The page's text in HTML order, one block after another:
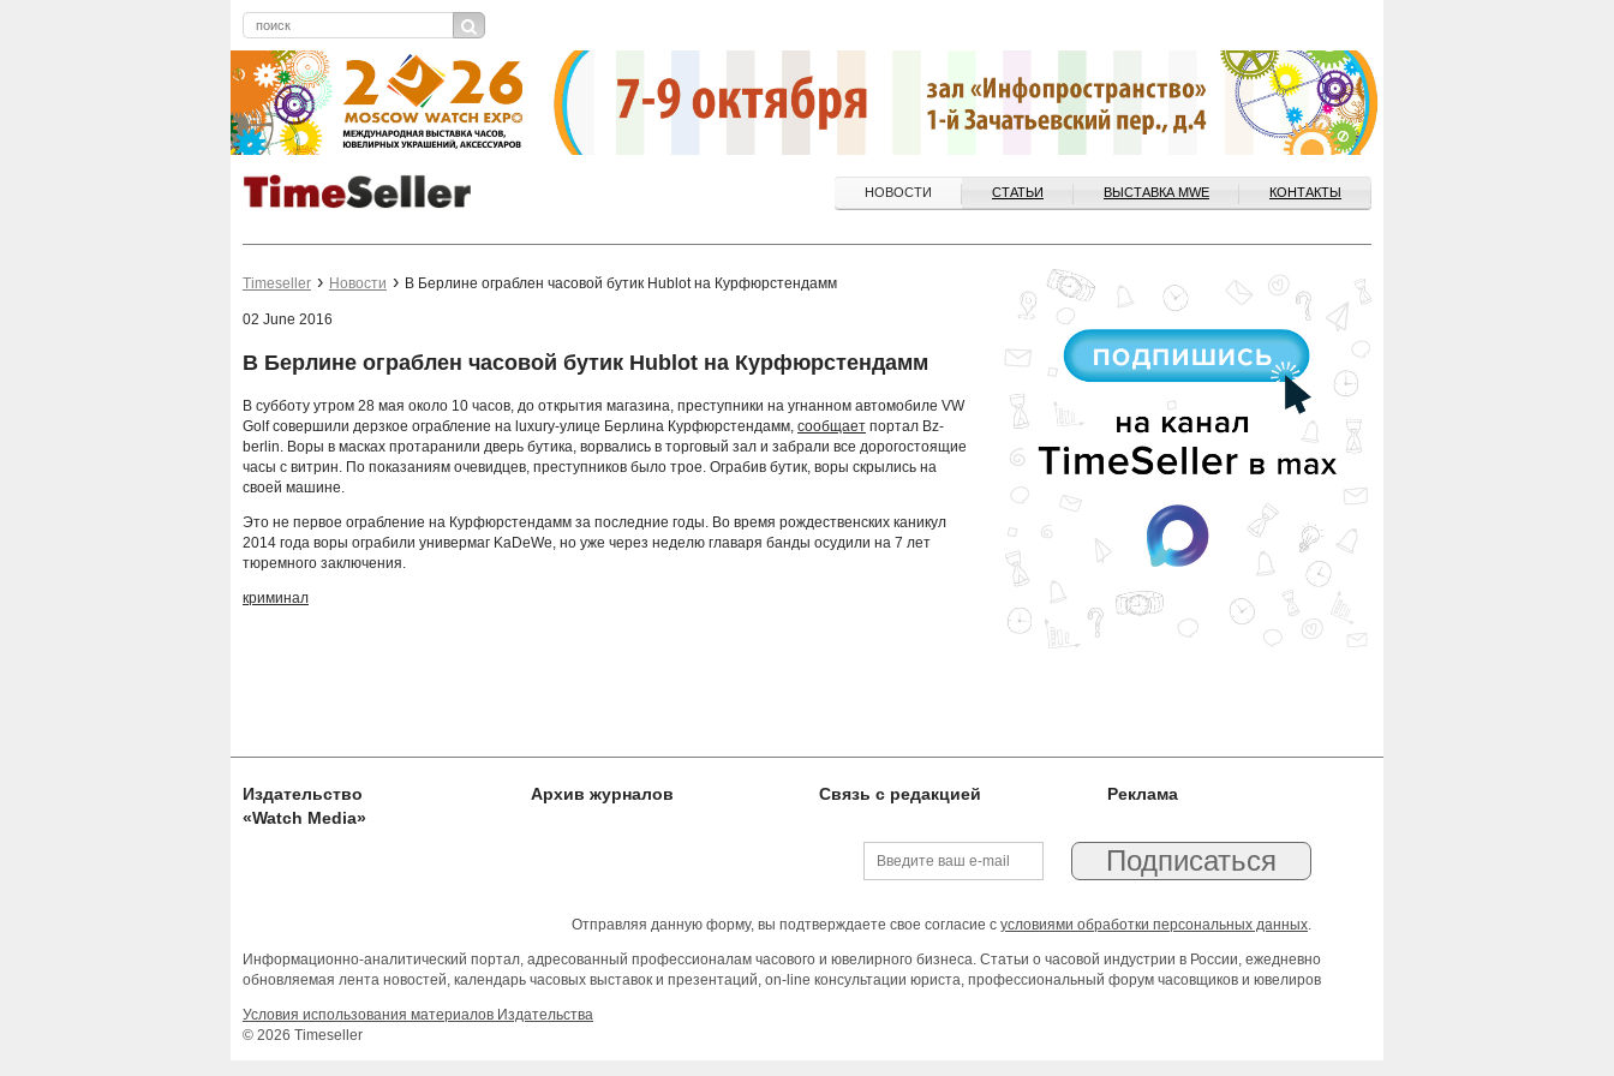
НОВОСТИ СТАТЬИ ВЫСТАВКА MWE КОНТАКТЫ
Timeseller Новости В Берлине ограблен часовой бутик Hublot на Курфюрстендамм
02 June 2016
В Берлине ограблен часовой бутик Hublot на Курфюрстендамм
В субботу утром 28 мая около 10 часов, до открытия магазина, преступники на угнанном автомобиле VW
Golf совершили дерзкое ограбление на luxury-улице Берлина Курфюрстендамм, сообщает портал Bz-
berlin. Воры в масках протаранили дверь бутика, ворвались в торговый зал и забрали все дорогостоящие
часы с витрин. По показаниям очевидцев, преступников было трое. Ограбив бутик, воры скрылись на
своей машине.
Это не первое ограбление на Курфюрстендамм за последние годы. Во время рождественских каникул
2014 года воры ограбили универмаг KaDeWe, но уже через неделю главаря банды осудили на 7 лет
тюремного заключения.
криминал
Издательство
«Watch Media»
Архив журналов Связь с редакцией Реклама
Отправляя данную форму, вы подтверждаете свое согласие с условиями обработки персональных данных.
Информационно-аналитический портал, адресованный профессионалам часового и ювелирного бизнеса. Статьи о часовой индустрии в России, ежедневно
обновляемая лента новостей, календарь часовых выставок и презентаций, on-line консультации юриста, профессиональный форум часовщиков и ювелиров
Условия использования материалов Издательства
© 2026 Timeseller